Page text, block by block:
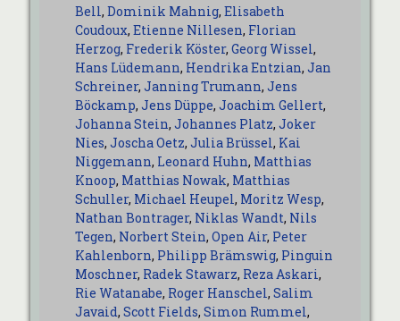
Bell, Dominik Mahnig, Elisabeth
Coudoux, Etienne Nillesen, Florian
Herzog, Frederik Köster, Georg Wissel,
Hans Lüdemann, Hendrika Entzian, Jan
Schreiner, Janning Trumann, Jens
Böckamp, Jens Düppe, Joachim Gellert,
Johanna Stein, Johannes Platz, Joker
Nies, Joscha Oetz, Julia Brüssel, Kai
Niggemann, Leonard Huhn, Matthias
Knoop, Matthias Nowak, Matthias
Schuller, Michael Heupel, Moritz Wesp,
Nathan Bontrager, Niklas Wandt, Nils
Tegen, Norbert Stein, Open Air, Peter
Kahlenborn, Philipp Brämswig, Pinguin
Moschner, Radek Stawarz, Reza Askari,
Rie Watanabe, Roger Hanschel, Salim
Javaid, Scott Fields, Simon Rummel,